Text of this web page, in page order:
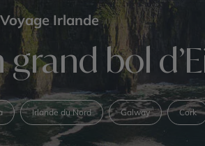
Voyage Irlande
bol
Irlande du Nord Galway Cork